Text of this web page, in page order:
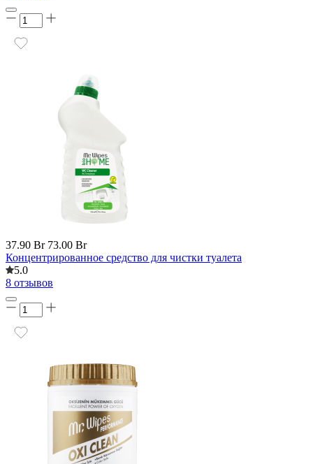
37.90 Br 73.00 Br
Концентрированное средство для чистки туалета
5.0
8 отзывов